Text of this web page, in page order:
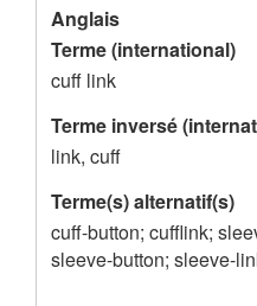
r
e
g
i
s
t
r
Anglais
Terme (international)
cuff link
Terme inversé
link, cuff
Terme(s) alternatif(s)
cuff-button; cufflink;
sleeve-button; sleeve-